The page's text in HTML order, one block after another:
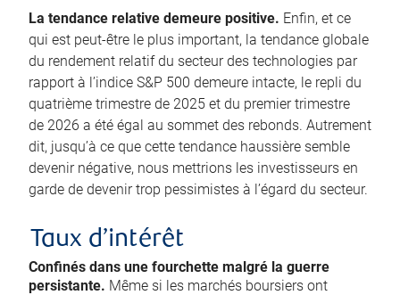
La tendance relative demeure positive. Enfin, et ce
qui est peut-être le plus important, la tendance globale
du rendement relatif du secteur des technologies par
rapport à l’indice S&P 500 demeure intacte, le repli du
quatrième trimestre de 2025 et du premier trimestre
de 2026 a été égal au sommet des rebonds. Autrement
dit, jusqu’à ce que cette tendance haussière semble
devenir négative, nous mettrions les investisseurs en
garde de devenir trop pessimistes à l’égard du secteur.
Taux d’intérêt
Confinés dans une fourchette malgré la guerre
persistante. Même si les marchés boursiers ont